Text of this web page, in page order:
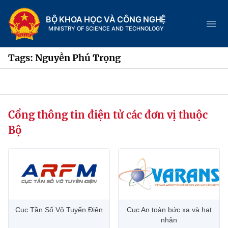
BỘ KHOA HỌC VÀ CÔNG NGHỆ
MINISTRY OF SCIENCE AND TECHNOLOGY
Trang chủ
Chức năng nhiệm vụ
Tin tức sự kiện
Hệ thống văn bản
Tags: Nguyễn Phú Trọng
Cổng thông tin điện tử các đơn vị thuộc
Bộ
Cục Tần Số Vô Tuyến Điện
Cục An toàn bức xạ và hạt
nhân